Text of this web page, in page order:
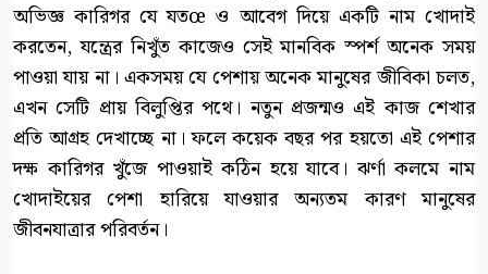
অভিজ্ঞ কারিগর যে যতœ ও আবেগ দিয়ে একটি নাম খোদাই
করতেন, যন্ত্রের নিখুঁত কাজেও সেই মানবিক স্পর্শ অনেক সময়
পাওয়া যায় না। একসময় যে পেশায় অনেক মানুষের জীবিকা চলত,
এখন সেটি প্রায় বিলুপ্তির পথে। নতুন প্রজন্মও এই কাজ শেখার
প্রতি আগ্রহ দেখাচ্ছে না। ফলে কয়েক বছর পর হয়তো এই পেশার
দক্ষ কারিগর খুঁজে পাওয়াই কঠিন হয়ে যাবে। ঝর্ণা কলমে নাম
খোদাইয়ের পেশা হারিয়ে যাওয়ার অন্যতম কারণ মানুষের
জীবনযাত্রার পরিবর্তন।